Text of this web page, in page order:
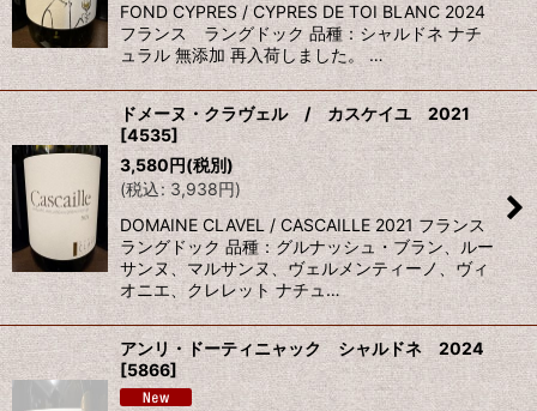
FOND CYPRES / CYPRES DE TOI BLANC 2024
フランス ラングドック 品種：シャルドネ ナチ
ュラル 無添加 再入荷しました。 …
ドメーヌ・クラヴェル / カスケイユ 2021
[4535]
3,580円(税別)
(税込: 3,938円)
DOMAINE CLAVEL / CASCAILLE 2021 フランス
ラングドック 品種：グルナッシュ・ブラン、ルー
サンヌ、マルサンヌ、ヴェルメンティーノ、ヴィ
オニエ、クレレット ナチュ…
アンリ・ドーティニャック シャルドネ 2024
[5866]